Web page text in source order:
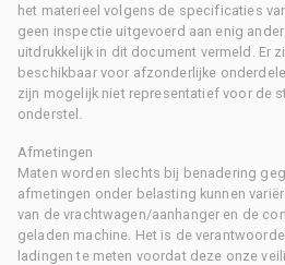
het materieel volgens de specificaties
geen inspectie uitgevoerd aan enig
uitdrukkelijk in dit document vermeld. Er
beschikbaar voor afzonderlijke
zijn mogelijk niet representatief voor de
onderstel.
Afmetingen
Maten worden slechts bij benadering
afmetingen onder belasting kunnen
van de vrachtwagen/aanhanger en de
geladen machine. Het is de
ladingen te meten voordat deze onze